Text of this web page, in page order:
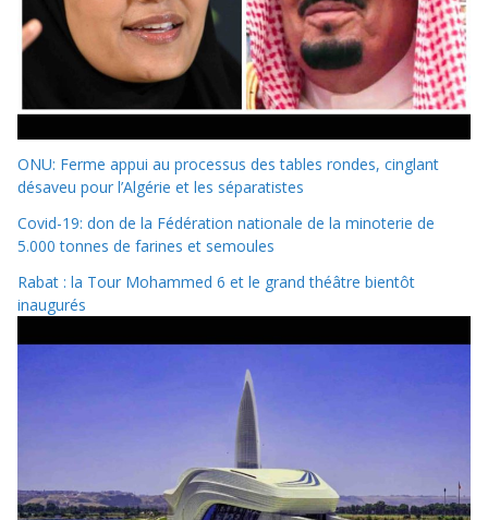
ONU: Ferme appui au processus des tables rondes, cinglant
désaveu pour l’Algérie et les séparatistes
Covid-19: don de la Fédération nationale de la minoterie de
5.000 tonnes de farines et semoules
Rabat : la Tour Mohammed 6 et le grand théâtre bientôt
inaugurés